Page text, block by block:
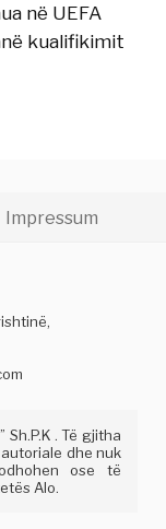
në UEFA
kualifikimit
Impressum
. Të gjitha
dhe nuk
ose të
Alo.